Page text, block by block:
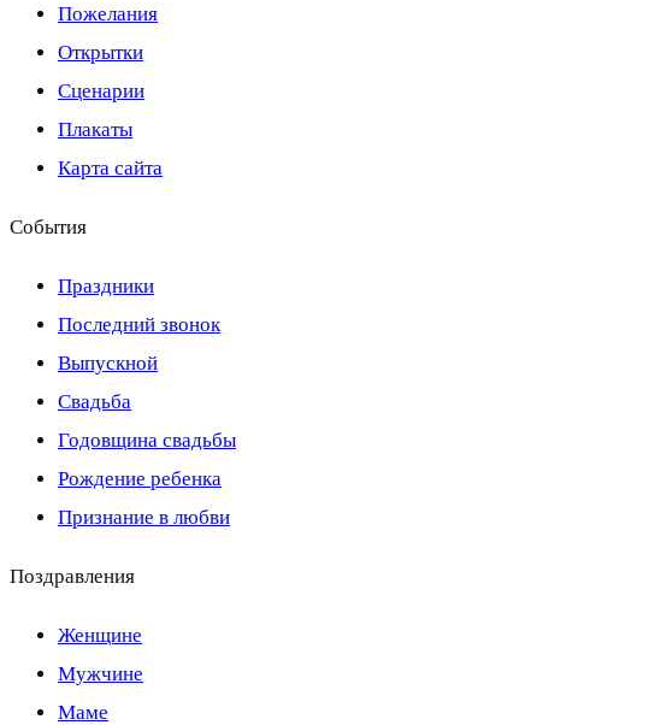
Пожелания
Открытки
Сценарии
Плакаты
Карта сайта
События
Праздники
Последний звонок
Выпускной
Свадьба
Годовщина свадьбы
Рождение ребенка
Признание в любви
Поздравления
Женщине
Мужчине
Маме